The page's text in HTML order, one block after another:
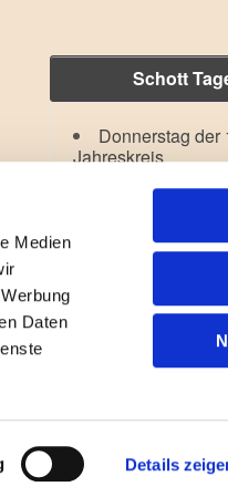
Medien
Daten
Details
Schott
Donnerstag der
Jahreskreis
Lesejahr: A II,